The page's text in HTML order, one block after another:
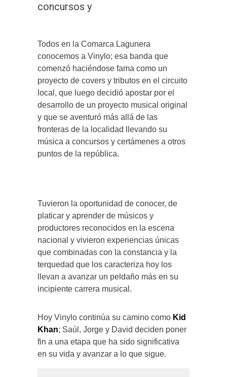
concursos y
Todos en la Comarca Lagunera
conocemos a Vinylo; esa banda que
comenzó haciéndose fama como un
proyecto de covers y tributos en el circuito
local, que luego decidió apostar por el
desarrollo de un proyecto musical original
y que se aventuró más allá de las
fronteras de la localidad llevando su
música a concursos y certámenes a otros
puntos de la república.
Tuvieron la oportunidad de conocer, de
platicar y aprender de músicos y
productores reconocidos en la escena
nacional y vivieron experiencias únicas
que combinadas con la constancia y la
terquedad que los caracteriza hoy los
llevan a avanzar un peldaño más en su
incipiente carrera musical.
Hoy Vinylo continúa su camino como Kid
Khan; Saúl, Jorge y David deciden poner
fin a una etapa que ha sido significativa
en su vida y avanzar a lo que sigue.